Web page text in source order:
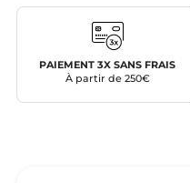
PAIEMENT 3X SANS FRAIS
À partir de 250€